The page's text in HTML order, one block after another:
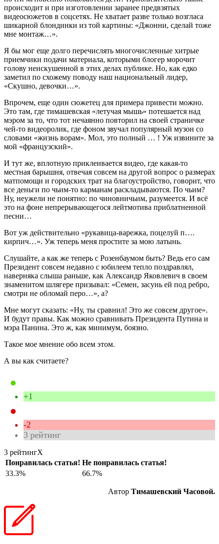
происходит и при изготовлении заранее предвзятых
видеосюжетов в соцсетях. Не хватает разве только возгласа
шикарной блондинки из той картины: «Джонни, сделай тоже
мне монтаж…».
Я бы мог еще долго перечислять многочисленные хитрые
приемчики подачи материала, которыми блогер морочит
голову неискушенной в этих делах публике. Но, как едко
заметил по схожему поводу наш национальный лидер,
«Скушно, девочки…».
Впрочем, еще один сюжетец для примера привести можно.
Это там, где тимашевская «летучая мышь» потешается над
мэром за то, что тот нечаянно повторил на своей страничке
чей-то видеоролик, где фоном звучал популярный музон со
словами «жизнь ворам». Мол, это полный … ! Уж извините за
мой «французский».
И тут же, вплотную приклеивается видео, где какая-то
местная барышня, отвечая совсем на другой вопрос о размерах
матпомощи и городских трат на благоустройство, говорит, что
все деньги по чьим-то карманам раскладываются. По чьим?
Ну, неужели не понятно: по чиновничьим, разумеется. И всё
это на фоне непрерывающегося лейтмотива приблатненной
песни…
Вот уж действительно «рукавица-варежка, поцелуй п….
кирпич…». Уж теперь меня простите за мою латынь.
Слушайте, а как же теперь с Розенбаумом быть? Ведь его сам
Президент совсем недавно с юбилеем тепло поздравлял,
наверняка слыша раньше, как Александр Яковлевич в своем
знаменитом шлягере призывал: «Семен, засунь ей под ребро,
смотри не обломай перо…», а?
Мне могут сказать: «Ну, ты сравнил! Это же совсем другое».
И будут правы. Как можно сравнивать Президента Путина и
мэра Панина. Это ж, как минимум, боязно.
Такое мое мнение обо всем этом.
А вы как считаете?
+1
-2
3 рейтинг
3 рейтингX
Понравилась статья! Не понравилась статья!
33.3%
66.7%
Автор Тимашевский Часовой.